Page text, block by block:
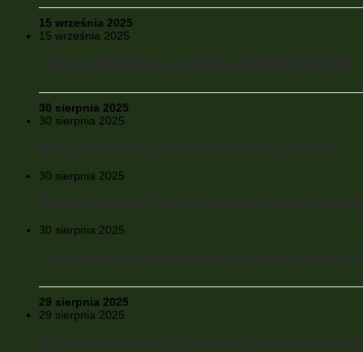
15 września 2025
15 września 2025
30 sierpnia 2025
30 sierpnia 2025
30 sierpnia 2025
30 sierpnia 2025
29 sierpnia 2025
29 sierpnia 2025